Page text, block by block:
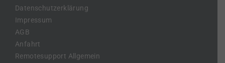
Datenschutzerklärung
Impressum
AGB
Anfahrt
Remotesupport Allgemein